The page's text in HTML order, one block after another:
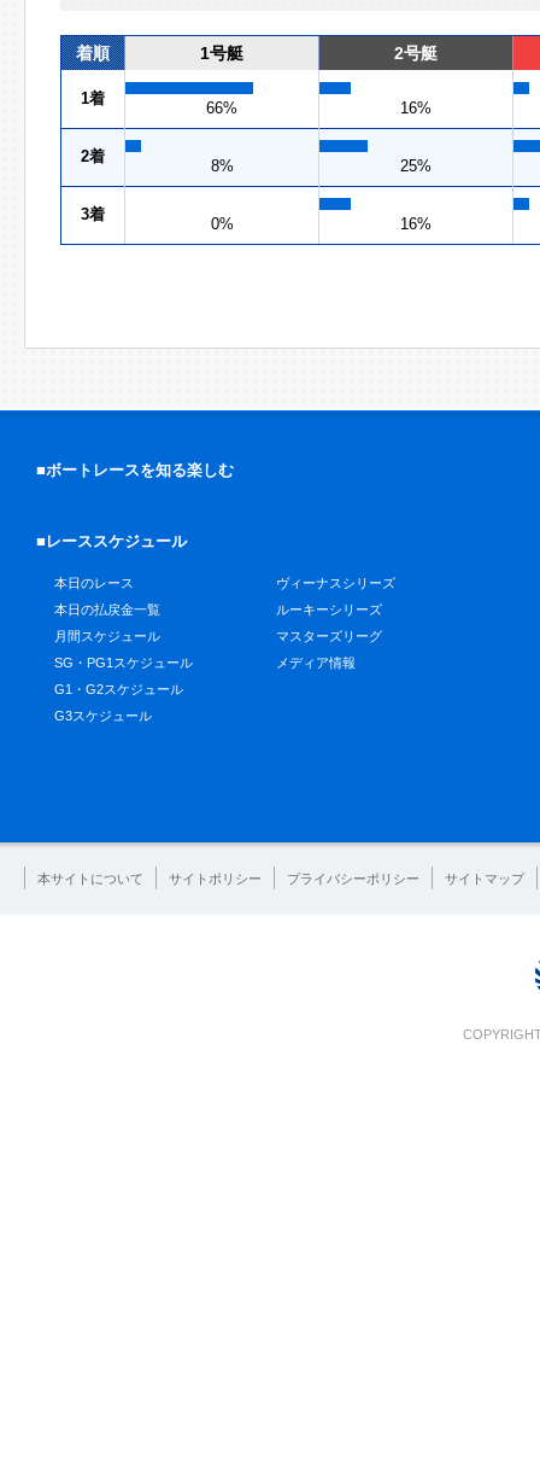
着順 1号艇 2号艇
1着
66% 16%
2着
8% 25%
3着
0% 16%
■ボートレースを知る楽しむ
■レーススケジュール
本日のレース
本日の払戻金一覧
月間スケジュール
SG・PG1スケジュール
G1・G2スケジュール
G3スケジュール
ヴィーナスシリーズ
ルーキーシリーズ
マスターズリーグ
メディア情報
本サイトについて サイトポリシー プライバシーポリシー サイトマップ